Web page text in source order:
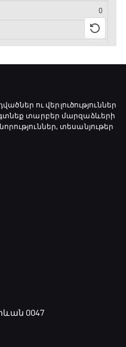
ու վերլուծություններ
տարբեր մարզաձևերի
տեսանյութեր
0047